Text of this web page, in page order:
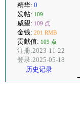
精华: 0
发帖: 109
威望: 109 点
金钱: 201 RMB
贡献值: 109 点
注册:2023-11-22
登录:2025-05-18
历史记录